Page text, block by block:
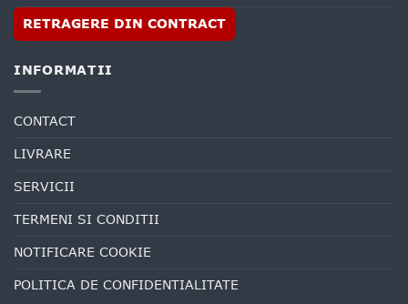
RETRAGERE DIN CONTRACT
INFORMATII
CONTACT
LIVRARE
SERVICII
TERMENI SI CONDITII
NOTIFICARE COOKIE
POLITICA DE CONFIDENTIALITATE